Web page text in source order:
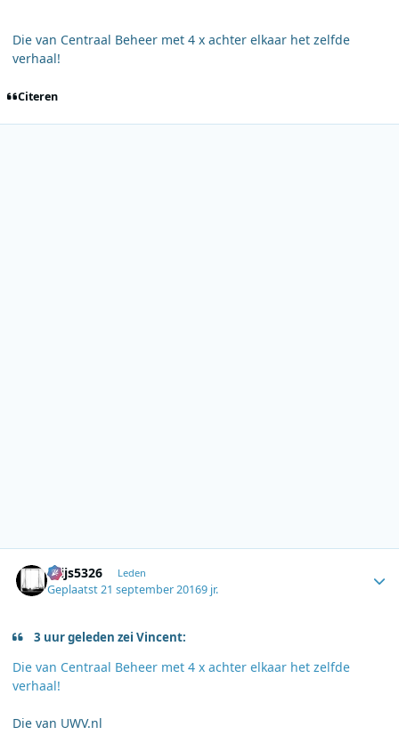
Die van Centraal Beheer met 4 x achter elkaar het zelfde
verhaal!
Citeren
thijs5326 Leden
Geplaatst21 september 20169 jr.
3 uur geleden zei Vincent:
Die van Centraal Beheer met 4 x achter elkaar het zelfde
verhaal!
Die van UWV.nl